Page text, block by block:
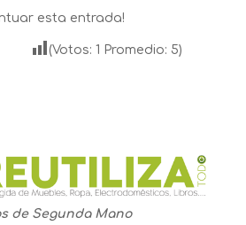
esta entrada!
(Votos: 1 Promedio: 5)
de Segunda Mano